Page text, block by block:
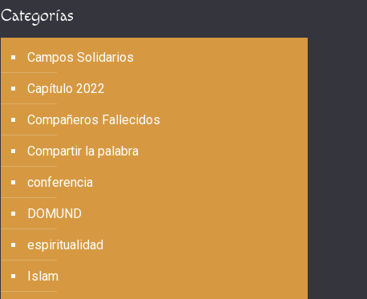
Categorías
Campos Solidarios
Capítulo 2022
Compañeros Fallecidos
Compartir la palabra
conferencia
DOMUND
espiritualidad
Islam